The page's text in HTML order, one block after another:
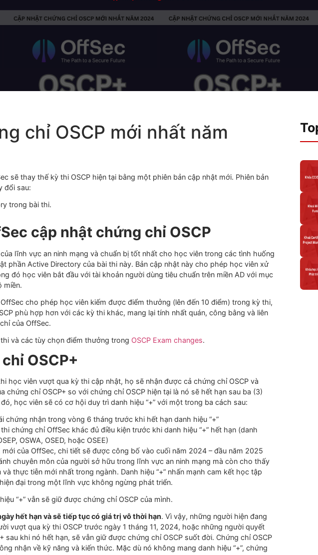
Cập nhật chứng chỉ OSCP mới nhất năm 2026
chỉ OSCP mới nhất năm
sẽ thay thế kỳ thi OSCP hiện tại bằng một phiên bản cập nhật
. Phiên bản
thay đổi sau:
trongbài thi.
cập nhật chứng chỉ OSCP
của lĩnh vực an ninh mạng và chuẩn bị tốt nhất cho học viên trong các tình huống
nhật phần Active Directory củabàithi này. Bản cập nhật này cho phép học viên xử
trong đó học viên bắt đầu với tài khoản người dùng tiêu chuẩn trên miền AD với mục
bộ miền.
OffSec cho phép học viên kiếm được điểm thưởng (lên đến 10 điểm) trong kỳ thi,
OSCP phù hợp hơn với các kỳ thi khác, mang lại tính nhất quán, công bằng và liên
chỉ của OffSec.
kỳ thi và các tùy chọn điểm thưởng trongOSCP Exam changes.
chỉ OSCP+
khi học viên vượt qua kỳ thi cập nhật, họ sẽ nhận được cả chứng chỉ OSCP và
của chứng chỉ OSCP+ so với chứng chỉ OSCP hiện tại là nó sẽ hết hạn sau ba (3)
đó, học viên sẽ có cơ hội duy trì danh hiệu “+” với một trong ba cách
kỳ thi chứng chỉ OffSec khác đủ điều kiện trước khi danh hiệu
OSEP, OSWA, OSED, hoặc OSEE)
mới của OffSec, chi tiết sẽ được công bố vào cuối năm 2024 – đầu năm 2025
ánh chuyên môn của người sở hữu trong lĩnh vực an ninh mạng mà còn cho thấy
và thực tiễn mới nhất trong ngành. Danh hiệu “+” nhấn mạnh cam kết học tập